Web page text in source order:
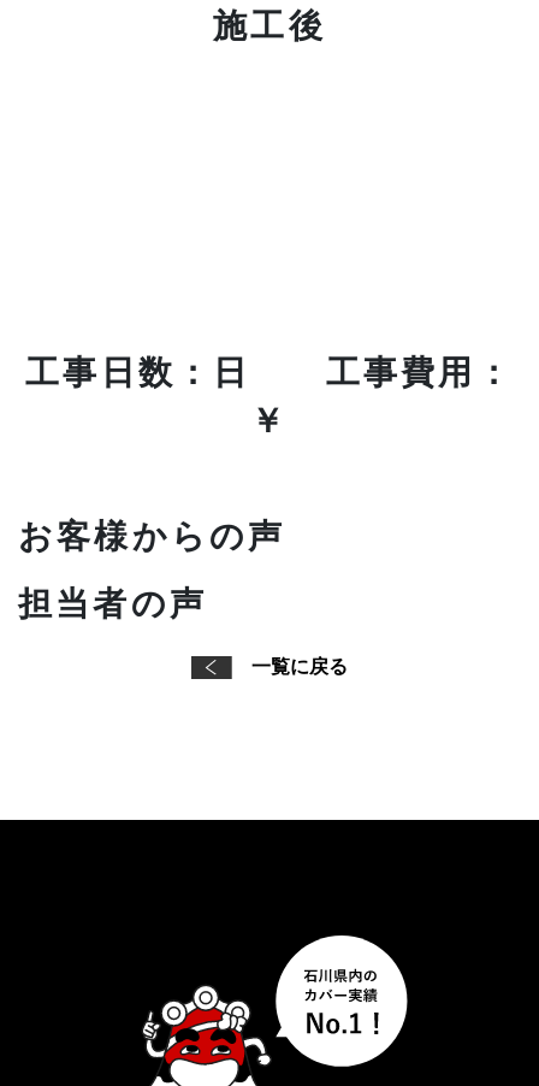
施工後
工事日数：日 工事費用：
￥
お客様からの声
担当者の声
一覧に戻る